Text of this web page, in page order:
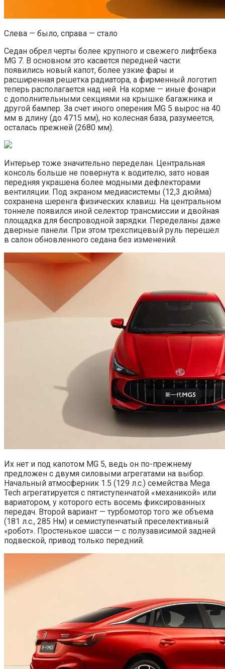
Слева — было, справа — стало
Седан обрел черты более крупного и свежего лифтбека
MG 7. В основном это касается передней части:
появились новый капот, более узкие фары и
расширенная решетка радиатора, а фирменный логотип
теперь располагается над ней. На корме — иные фонари
с дополнительными секциями на крышке багажника и
другой бампер. За счет иного оперения MG 5 вырос на 40
мм в длину (до 4715 мм), но колесная база, разумеется,
осталась прежней (2680 мм).
Интерьер тоже значительно переделан. Центральная
консоль больше не повернута к водителю, зато новая
передняя украшена более модными дефлекторами
вентиляции. Под экраном медиасистемы (12,3 дюйма)
сохранена шеренга физических клавиш. На центральном
тоннеле появился иной селектор трансмиссии и двойная
площадка для беспроводной зарядки. Переделаны даже
дверные панели. При этом трехспицевый руль перешел
в салон обновленного седана без изменений.
Их нет и под капотом MG 5, ведь он по-прежнему
предложен с двумя силовыми агрегатами на выбор.
Начальный атмосферник 1.5 (129 л.с.) семейства Mega
Tech агрегатируется с пятиступенчатой «механикой» или
вариатором, у которого есть восемь фиксированных
передач. Второй вариант — турбомотор того же объема
(181 л.с., 285 Нм) и семиступенчатый преселективный
«робот». Простенькое шасси — с полузависимой задней
подвеской, привод только передний.